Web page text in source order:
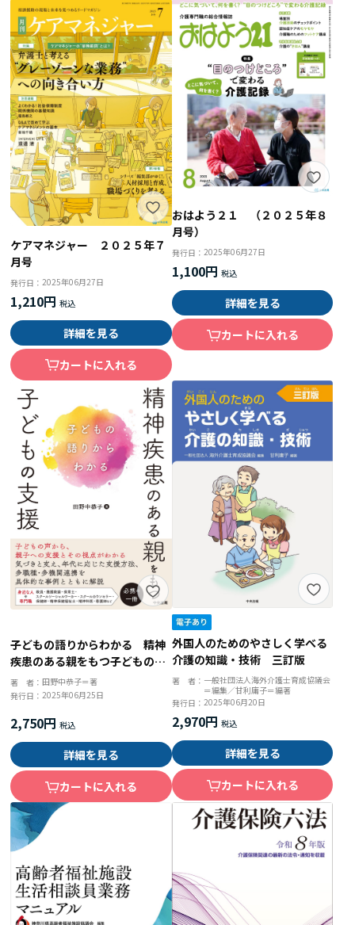
ケアマネジャー ２０２５年７
月号
発行日：2025年06月27日
1,210円
詳細を見る
カートに入れる
おはよう２１ （２０２５年８
月号）
発行日： 2025年06月27日
1,100円
詳細を見る
カートに入れる
子どもの語りからわかる 精神
疾患のある親をもつ子どもの支
援
著 者：田野中恭子＝著
発行日：2025年06月25日
2,750円
詳細を見る
カートに入れる
外国人のためのやさしく学べる
介護の知識・技術 三訂版
著 者： 一般社団法人海外介護士育成協議会
＝編集／甘利庸子＝編著
発行日： 2025年06月20日
2,970円
詳細を見る
カートに入れる